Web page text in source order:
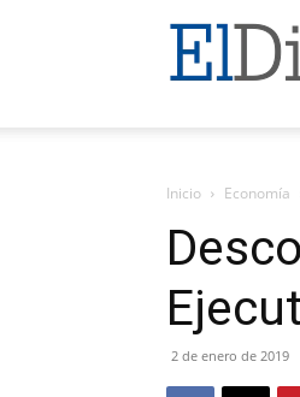
El
Digital
Neuquen
Inicio Economía
2 de enero de 2019